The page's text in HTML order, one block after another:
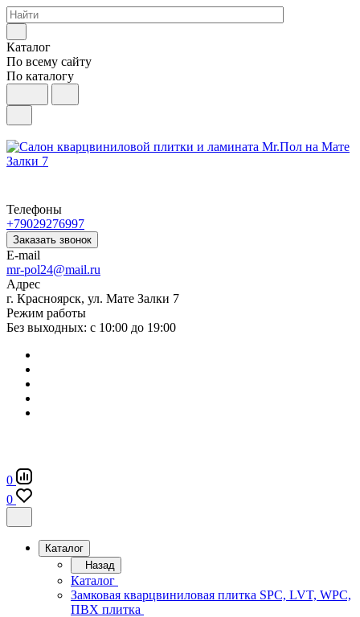
Каталог
По всему сайту
По каталогу
Телефоны
+79029276997
Заказать звонок
E-mail
mr-pol24@mail.ru
Адрес
г. Красноярск, ул. Мате Залки 7
Режим работы
Без выходных: с 10:00 до 19:00
0
0
Каталог
Назад
Каталог
Замковая кварцвиниловая плитка SPC, LVT, WPC,
ПВХ плитка